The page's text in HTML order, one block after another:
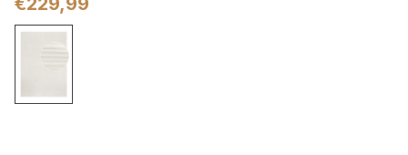
anzuzeigen, die für den einzelnen Benutzer relevant und
ansprechend sind und somit wertvoller für Herausgeber und
Werbetreibende Dritter sind.
Nicht kategorisiert.